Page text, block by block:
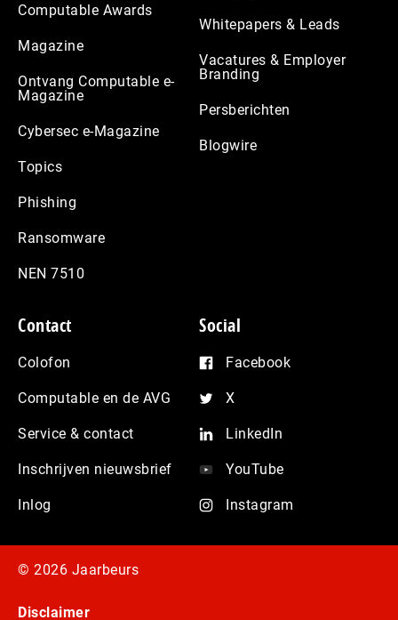
Computable Awards
Magazine
Ontvang Computable e-
Magazine
Cybersec e-Magazine
Topics
Phishing
Ransomware
NEN 7510
Whitepapers & Leads
Vacatures & Employer
Branding
Persberichten
Blogwire
Contact
Colofon
Computable en de AVG
Service & contact
Inschrijven nieuwsbrief
Inlog
Social
Facebook
X
LinkedIn
YouTube
Instagram
© 2026 Jaarbeurs
Disclaimer